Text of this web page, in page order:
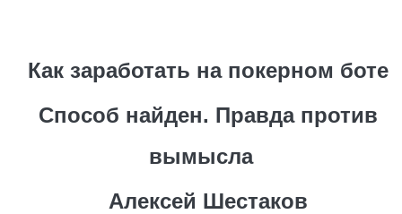
Как заработать на покерном боте
Способ найден. Правда против
вымысла
Алексей Шестаков